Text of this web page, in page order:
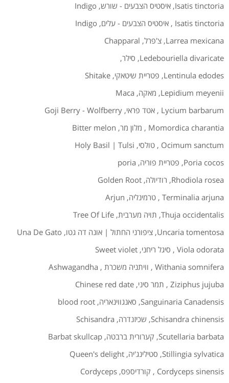
Isatis tinctoria
, איסטיס הצבעים - שורש,
Indigo
Isatis tinctoria
, איסטיס הצבעים - עלים,
Indigo
Larrea mexicana
, צ'פרל,
Chapparal
Ledebouriella divaricate
, סילר,
Lentinula edodes
, פטריית שיטאקי,
Shitake
Lepidium meyenii
, מאקה,
Maca
Lycium barbarum
, אטד פראי,
Goji Berry - Wolfberry
Momordica charantia
, מלון מר,
Bitter melon
Ocimum sanctum
, טולסי,
Holy Basil | Tulsi
Poria cocos
, פטריית פוריה,
poria
Rhodiola rosea
, רודיולה,
Golden Root
Terminalia arjuna
, טרמינליה,
Arjun
Thuja occidentalis
, תויה מערבית,
Tree Of Life
Uncaria tomentosa
, ציפורני החתול | אונה דה גטו,
Una De Gato
Viola odorata
, סיגל ריחני,
Sweet violet
Withania somnifera
, וויתניה משכרת ,
Ashwagandha
Ziziphus jujuba
, תמר סיני,
Chinese red date
Sanguinaria Canadensis
, סאנגווינאריה,
blood root
Schisandra chinensis
, שכיזנדרה,
Schisandra
Scutellaria barbata
, קערורית ברבטה,
Barbat skullcap
Stillingia sylvatica
, סטילינג'יה,
Queen's delight
Cordyceps sinensis
, קורדיספס,
Cordyceps